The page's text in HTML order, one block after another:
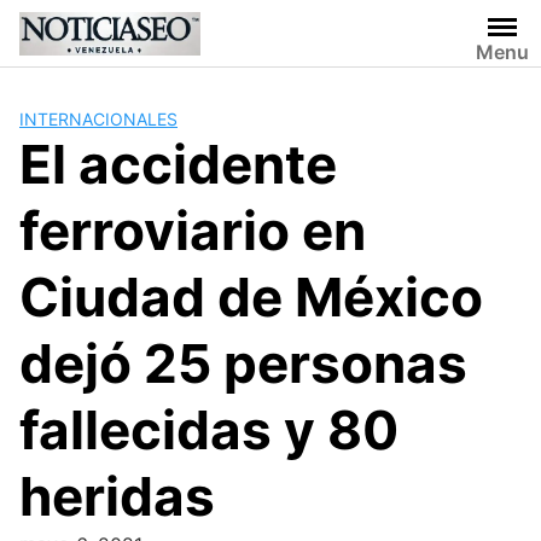
Skip
content
Menu
INTERNACIONALES
El accidente
ferroviario en
Ciudad de México
dejó 25 personas
fallecidas y 80
heridas